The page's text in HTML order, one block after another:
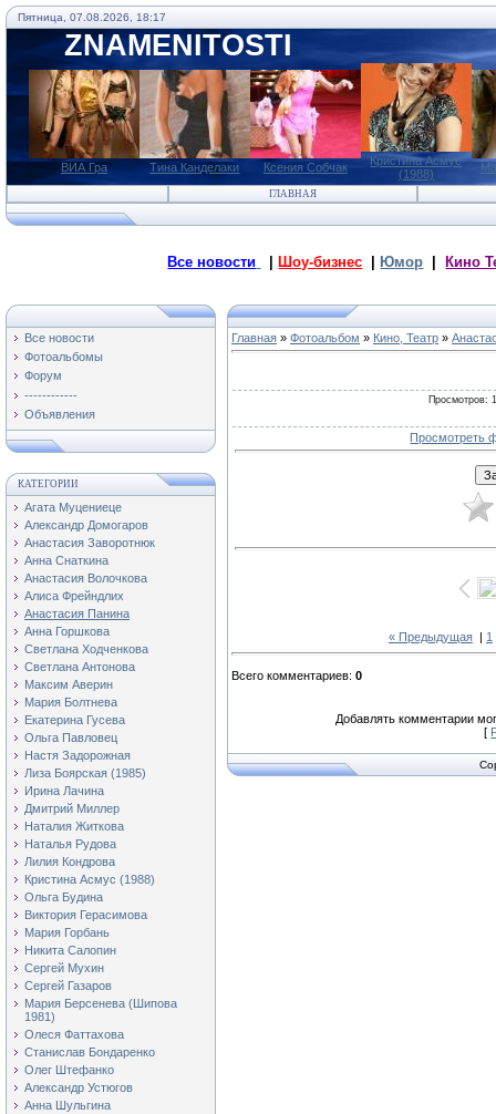
Пятница, 07.08.2026, 18:17
ZNAMENITOSTI
ВИА Гра Тина Канделаки Ксения Собчак
Кристина Асмус
(1988)
ГЛАВНАЯ
Все новости Шоу-бизнес Юмор Кино
Все новости
Фотоальбомы
Форум
------------
Объявления
КАТЕГОРИИ
Агата Муцениеце
Александр Домогаров
Анастасия Заворотнюк
Анна Снаткина
Анастасия Волочкова
Алиса Фрейндлих
Анастасия Панина
Анна Горшкова
Светлана Ходченкова
Светлана Антонова
Максим Аверин
Мария Болтнева
Екатерина Гусева
Ольга Павловец
Настя Задорожная
Лиза Боярская (1985)
Ирина Лачина
Дмитрий Миллер
Наталия Житкова
Наталья Рудова
Лилия Кондрова
Кристина Асмус (1988)
Ольга Будина
Виктория Герасимова
Мария Горбань
Никита Салопин
Сергей Мухин
Сергей Газаров
Мария Берсенева (Шипова
1981)
Олеся Фаттахова
Станислав Бондаренко
Олег Штефанко
Александр Устюгов
Анна Шульгина
Главная » Фотоальбом » Кино, Театр »
Просмотров:
Просмотреть
« Предыдущая | 1
Всего комментариев: 0
Добавлять комментарии
[